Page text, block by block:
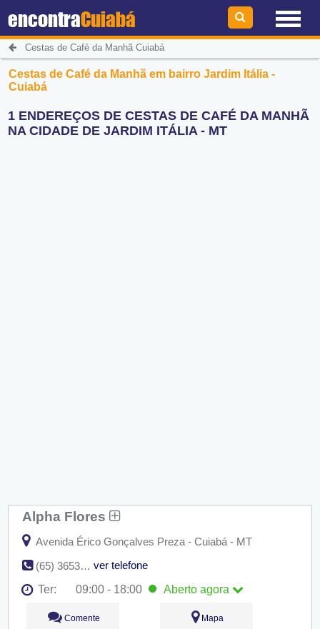
encontraCuiabá
Cestas de Café da Manhã Cuiabá
Cestas de Café da Manhã em bairro Jardim Itália -
Cuiabá
1 ENDEREÇOS DE CESTAS DE CAFÉ DA MANHÃ
NA CIDADE DE JARDIM ITÁLIA - MT
Alpha Flores
Avenida Érico Gonçalves Preza - Cuiabá - MT
(65) 3653-0660
ver telefone
Ter:
09:00 - 18:00 Aberto agora
09:00 - 18:00 Abertoagora
Comente Mapa